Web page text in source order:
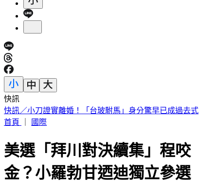
快訊
快訊／小刀證實離婚！「台玻駙馬」身分驚早已成過去式
首頁
國際
美選「拜川對決續集」程咬
金？小羅勃甘迺迪獨立參選